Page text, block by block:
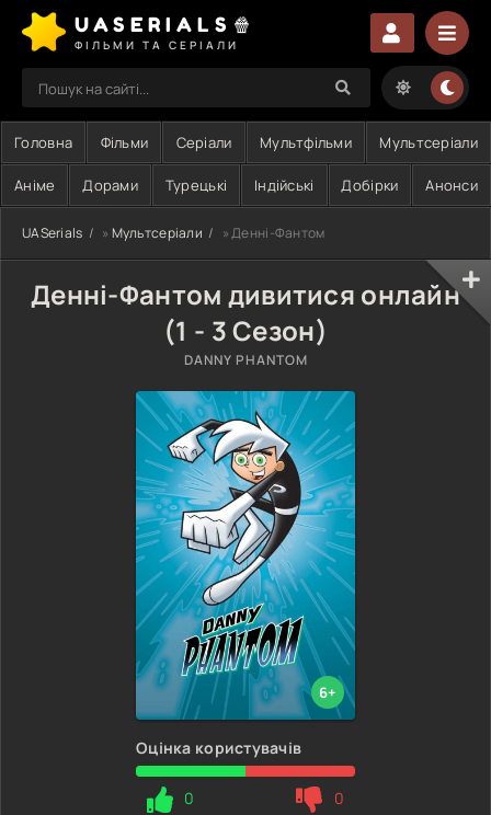
UASERIALS🍿
ФІЛЬМИ ТА СЕРІАЛИ
Головна Фільми Серіали Мультфільми Мультсеріали
Аніме Дорами Турецькі Індійські Добірки Анонси
UASerials » Мультсеріали » Денні-Фантом
Денні-Фантом дивитися онлайн
(1 - 3 Сезон)
DANNY PHANTOM
6+
Оцінка користувачів
0 0